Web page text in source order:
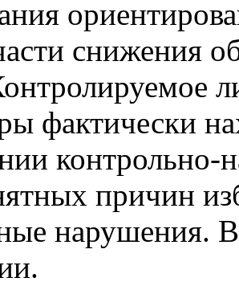
снижения
фактически
контрольно-
причин
нарушения.